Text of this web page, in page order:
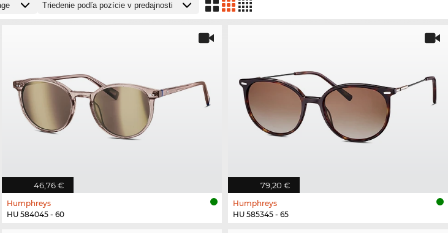
46,76 €
Humphreys
HU 584045 - 60
79,20 €
Humphreys
HU 585345 - 65